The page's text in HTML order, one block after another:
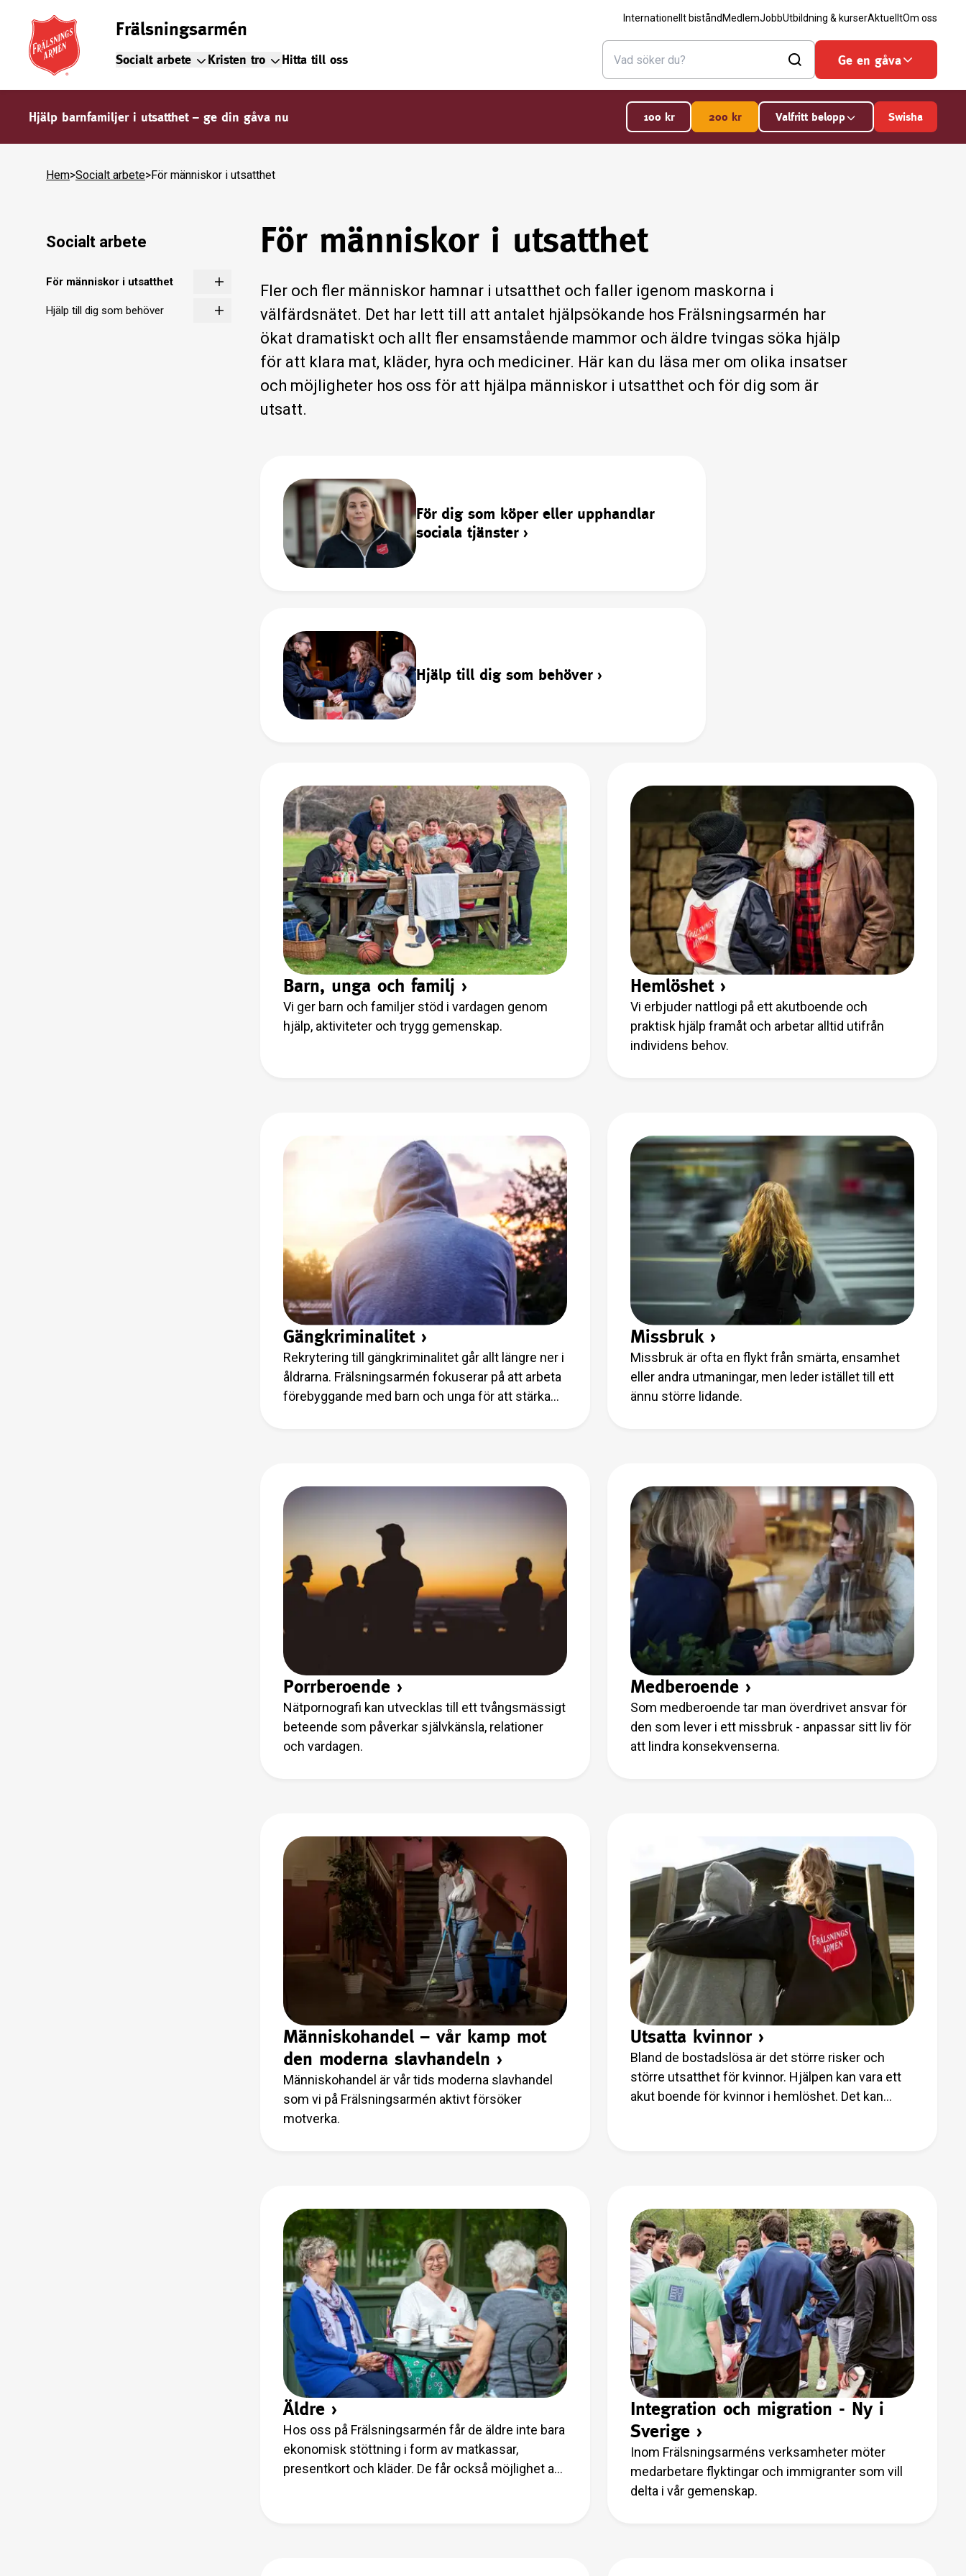
Frälsningsarmén Internationellt bistånd MedlemJobbUtbildning & kurserAktuelltOm oss
Socialt arbete Kristen tro Hitta till oss Ge en gåva
Hjälp barnfamiljer i utsatthet – ge din gåva nu 100 kr 200 kr Valfritt belopp Swisha
Hem>Socialt arbete>För människor i utsatthet
Socialt arbete
För människor i utsatthet
Hjälp till dig som behöver
För människor i utsatthet
Fler och fler människor hamnar i utsatthet och faller igenom maskorna i
välfärdsnätet. Det har lett till att antalet hjälpsökande hos Frälsningsarmén har
ökat dramatiskt och allt fler ensamstående mammor och äldre tvingas söka hjälp
för att klara mat, kläder, hyra och mediciner. Här kan du läsa mer om olika insatser
och möjligheter hos oss för att hjälpa människor i utsatthet och för dig som är
utsatt.
För dig som köper eller upphandlar
sociala tjänster›
Hjälp till dig som behöver›
Barn, unga och familj ›
Vi ger barn och familjer stöd i vardagen genom
hjälp, aktiviteter och trygg gemenskap.
Hemlöshet›
Vi erbjuder nattlogi på ett akutboende och
praktisk hjälp framåt och arbetar alltid utifrån
individens behov.
Gängkriminalitet›
Rekrytering till gängkriminalitet går allt längre ner i
åldrarna. Frälsningsarmén fokuserar på att arbeta
förebyggande med barn och unga för att stärka
hos oss i stället för ute på gatan. Vi stöttar även
barnens föräldrar med föräldrakurser och
Missbruk›
Missbruk är ofta en flykt från smärta, ensamhet
eller andra utmaningar, men leder istället till ett
ännu större lidande.
Porrberoende›
Nätpornografi kan utvecklas till ett tvångsmässigt
beteende som påverkar självkänsla, relationer
och vardagen.
Medberoende›
Som medberoende tar man överdrivet ansvar för
den som lever i ett missbruk - anpassar sitt liv för
att lindra konsekvenserna.
Människohandel – vår kamp mot
den moderna slavhandeln ›
Människohandel är vår tids moderna slavhandel
som vi på Frälsningsarmén aktivt försöker
motverka.
Utsatta kvinnor›
Bland de bostadslösa är det större risker och
större utsatthet för kvinnor. Hjälpen kan vara ett
akut boende för kvinnor i hemlöshet. Det kan
deras utsatthet.
Äldre›
Hos oss på Frälsningsarmén får de äldre inte bara
ekonomisk stöttning i form av matkassar,
presentkort och kläder. De får också möjlighet att
Integration och migration - Ny i
Sverige›
Inom Frälsningsarméns verksamheter möter
medarbetare flyktingar och immigranter som vill
delta i vår gemenskap.